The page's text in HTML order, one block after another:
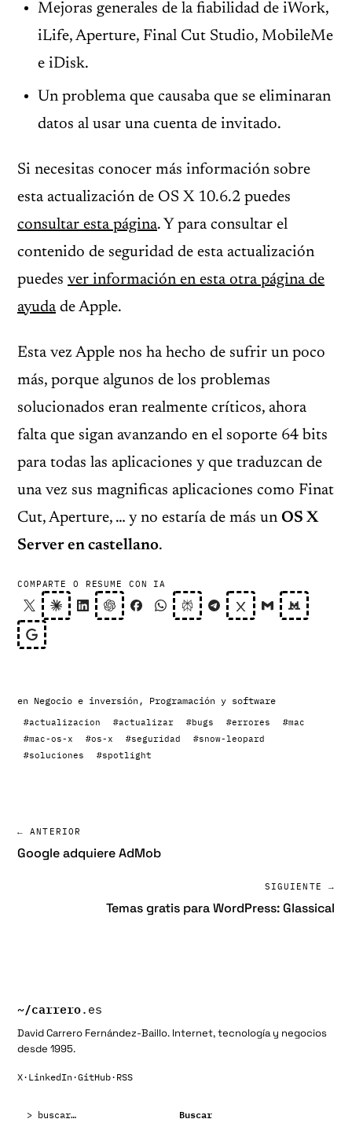
Mejoras generales de la fiabilidad de iWork,
iLife, Aperture, Final Cut Studio, MobileMe
e iDisk.
Un problema que causaba que se eliminaran
datos al usar una cuenta de invitado.
Si necesitas conocer más información sobre
esta actualización de OS X 10.6.2 puedes
consultar esta página. Y para consultar el
contenido de seguridad de esta actualización
puedes ver información en esta otra página de
ayuda de Apple.
Esta vez Apple nos ha hecho de sufrir un poco
más, porque algunos de los problemas
solucionados eran realmente críticos, ahora
falta que sigan avanzando en el soporte 64 bits
para todas las aplicaciones y que traduzcan de
una vez sus magnificas aplicaciones como Finat
Cut, Aperture, … y no estaría de más un OS X
Server en castellano.
COMPARTE O RESUME CON IA
en Negocio e inversión, Programación y software
#actualizacion #actualizar #bugs #errores
#mac
#mac-os-x
#os-x #seguridad
#snow-leopard
#soluciones
#spotlight
← ANTERIOR
Google adquiere AdMob
SIGUIENTE →
Temas gratis para WordPress: Glassical
~/carrero.es
David Carrero Fernández-Baillo. Internet, tecnología y negocios
desde 1995.
X· LinkedIn·GitHub· RSS
Buscar